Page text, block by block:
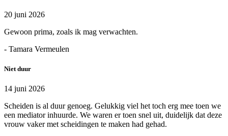
20 juni 2026
Gewoon prima, zoals ik mag verwachten.
- Tamara Vermeulen
Niet duur
14 juni 2026
Scheiden is al duur genoeg. Gelukkig viel het toch erg mee toen we
een mediator inhuurde. We waren er toen snel uit, duidelijk dat deze
vrouw vaker met scheidingen te maken had gehad.